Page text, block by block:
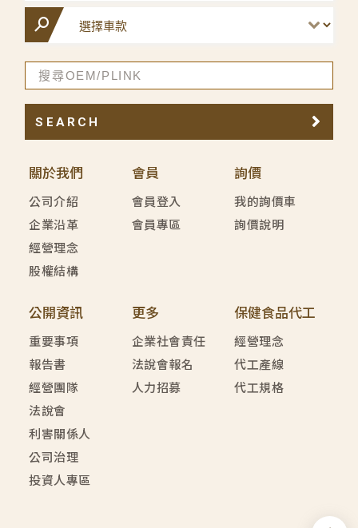
關於我們
公司介紹
企業沿革
經營理念
股權結構
會員
會員登入
會員專區
詢價
我的詢價車
詢價說明
公開資訊
重要事項
報告書
經營團隊
法說會
利害關係人
公司治理
投資人專區
更多
企業社會責任
法說會報名
人力招募
保健食品代工
經營理念
代工產線
代工規格
SEARCH